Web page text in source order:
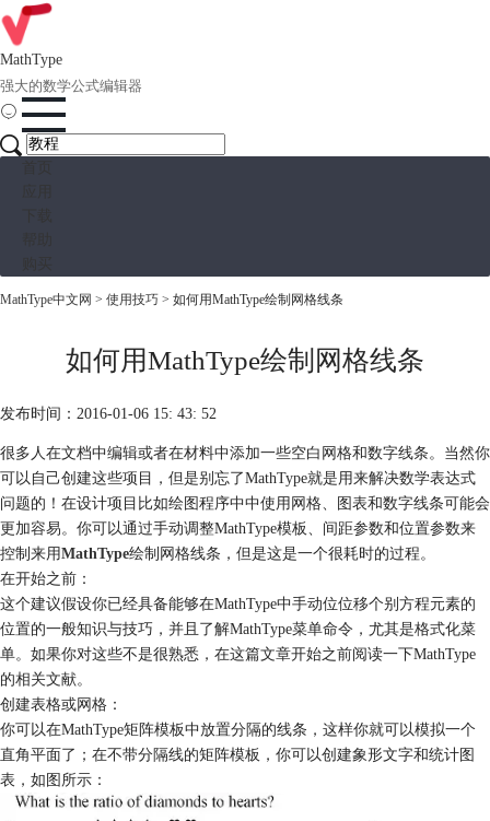
MathType
强大的数学公式编辑器
MathType中文网 > 使用技巧 > 如何用MathType绘制网格线条
如何用MathType绘制网格线条
发布时间：2016-01-06 15: 43: 52
很多人在文档中编辑或者在材料中添加一些空白网格和数字线条。当然你
可以自己创建这些项目，但是别忘了MathType就是用来解决数学表达式
问题的！在设计项目比如绘图程序中中使用网格、图表和数字线条可能会
更加容易。你可以通过手动调整MathType模板、间距参数和位置参数来
控制来用MathType绘制网格线条，但是这是一个很耗时的过程。
在开始之前：
这个建议假设你已经具备能够在MathType中手动位位移个别方程元素的
位置的一般知识与技巧，并且了解MathType菜单命令，尤其是格式化菜
单。如果你对这些不是很熟悉，在这篇文章开始之前阅读一下MathType
的相关文献。
创建表格或网格：
你可以在MathType矩阵模板中放置分隔的线条，这样你就可以模拟一个
直角平面了；在不带分隔线的矩阵模板，你可以创建象形文字和统计图
表，如图所示：